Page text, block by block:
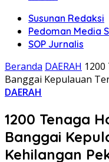
Susunan Redaksi
Pedoman Media
SOP Jurnalis
Beranda DAERAH
Banggai Kepulauan
DAERAH
1200 Tenaga
Banggai
Kehilangan